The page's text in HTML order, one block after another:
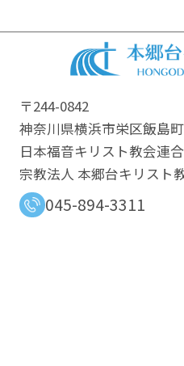
〒244-0842
神奈川県横浜市栄区飯島
日本福音キリスト教会連
宗教法人 本郷台キリスト
045-894-3311